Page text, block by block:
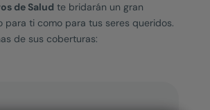
de Salud te bridarán un gran
para ti como para tus seres queridos.
de sus coberturas: